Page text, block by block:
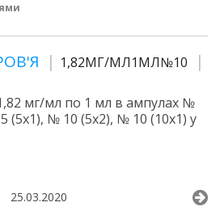
1,82МГ/МЛ1МЛ№10
мг/мл по 1 мл в ампулах №
(5х1), № 10 (5х2), № 10 (10х1) у
25.03.2020